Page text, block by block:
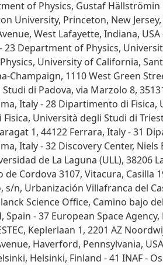
of Physics, Gustaf
University, Princeton, New
West Lafayette, Indiana,
23 Department of Physics,
University of California,
Champaign, 1110 West Green
di Padova, via Marzolo 8,
Italy - 28 Dipartimento di
Università degli Studi di
1, 44122 Ferrara, Italy - 31
Italy - 32 Discovery Center,
de La Laguna (ULL), 38206
Cordova 3107, Vitacura, Casilla
s/n, Urbanización Villafranca del
Science Office, Camino bajo
Spain - 37 European Space
Keplerlaan 1, 2201 AZ
Haverford, Pennsylvania,
Helsinki, Finland - 41 INAF -